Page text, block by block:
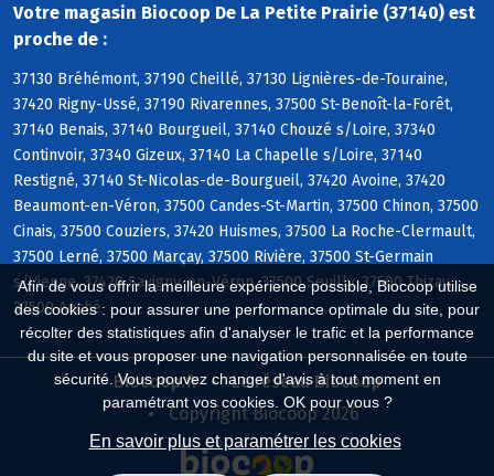
Afin de vous offrir la meilleure expérience possible, Biocoop utilise
des cookies : pour assurer une performance optimale du site, pour
récolter des statistiques afin d'analyser le trafic et la performance
du site et vous proposer une navigation personnalisée en toute
sécurité. Vous pouvez changer d'avis à tout moment en
paramétrant vos cookies. OK pour vous ?
En savoir plus et paramétrer les cookies
Votre magasin Biocoop De La Petite Prairie (37140) est
proche de :
37130 Bréhémont, 37190 Cheillé, 37130 Lignières-de-Touraine,
37420 Rigny-Ussé, 37190 Rivarennes, 37500 St-Benoît-la-Forêt,
37140 Benais, 37140 Bourgueil, 37140 Chouzé s/Loire, 37340
Continvoir, 37340 Gizeux, 37140 La Chapelle s/Loire, 37140
Restigné, 37140 St-Nicolas-de-Bourgueil, 37420 Avoine, 37420
Beaumont-en-Véron, 37500 Candes-St-Martin, 37500 Chinon, 37500
Cinais, 37500 Couziers, 37420 Huismes, 37500 La Roche-Clermault,
37500 Lerné, 37500 Marçay, 37500 Rivière, 37500 St-Germain
s/Vienne, 37420 Savigny-en-Véron, 37500 Seuilly, 37500 Thizay,
37500 Anché
Biocoop.fr
Le réseau Biocoop
Copyright Biocoop 2026